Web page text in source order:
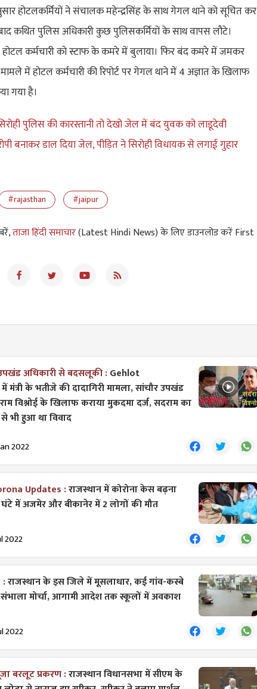
होटलकर्मियों ने संचालक महेन्द्रसिंह के साथ गेगल थाने को सूचित कर
कथित पुलिस अधिकारी कुछ पुलिसकर्मियों के साथ वापस लौटे।
होटल कर्मचारी को स्टाफ के कमरे में बुलाया। फिर बंद कमरे में जमकर
में होटल कर्मचारी की रिपोर्ट पर गेगल थाने में 4 अज्ञात के खिलाफ
गया है।
पुलिस की कारस्तानी तो देखो जेल में बंद युवक को लाडूदेवी
बनाकर डाल दिया जेल, पीड़ित ने सिरोही विधायक से लगाई गुहार
#rajasthan #jaipur
ताजा हिंदी समाचार(Latest Hindi News) के लिए डाउनलोड करें First
अधिकारी से बदसलूकी :Gehlot
के भतीजे की दादागिरी मामला, सांचौर उपखंड
विश्नोई के खिलाफ कराया मुकदमा दर्ज, सदराम का
भी हुआ था विवाद
2022
Updates :राजस्थान में कोरोना केस बढ़ना
में अजमेर और बीकानेर में 2 लोगों की मौत
2022
:राजस्थान के इस जिले में मूसलाधार, कई गांव-कस्बे
मोर्चा, आगामी आदेश तक स्कूलों में अवकाश
2022
बरलूट प्रकरण :​राजस्थान विधानसभा में सीएम के